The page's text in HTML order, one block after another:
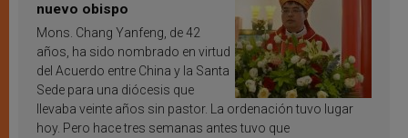
nuevo obispo
Mons. Chang Yanfeng, de 42
años, ha sido nombrado en virtud
del Acuerdo entre China y la Santa
Sede para una diócesis que
llevaba veinte años sin pastor. La ordenación tuvo lugar
hoy. Pero hace tres semanas antes tuvo que